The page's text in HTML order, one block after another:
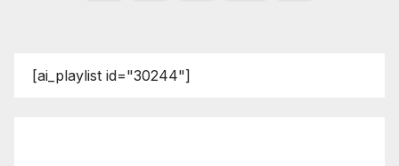
[ai_playlist id="30244"]